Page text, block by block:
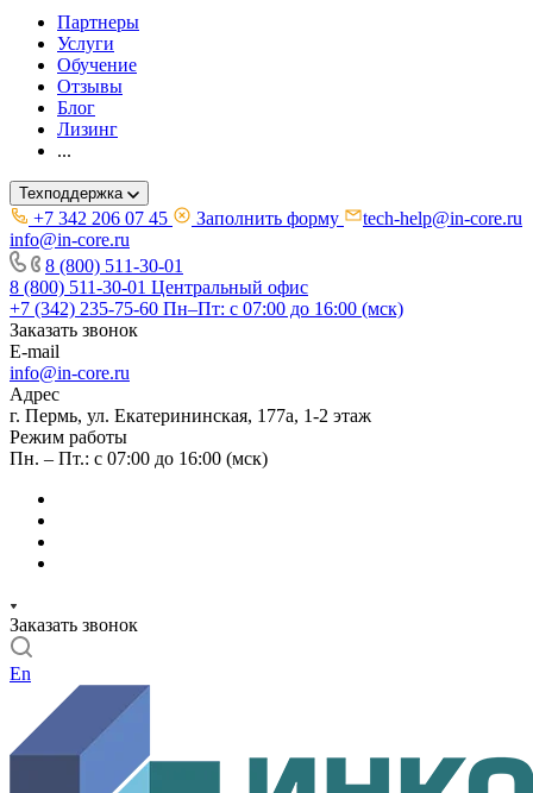
Партнеры
Услуги
Обучение
Отзывы
Блог
Лизинг
...
Техподдержка
+7 342 206 07 45 Заполнить форму
tech-help@in-core.ru
info@in-core.ru
8 (800) 511-30-01
8 (800) 511-30-01 Центральный офис
+7 (342) 235-75-60 Пн–Пт: с 07:00 до 16:00 (мск)
Заказать звонок
E-mail
info@in-core.ru
Адрес
г. Пермь, ул. ​Екатерининская, 177а, ​1-2 этаж
Режим работы
Пн. – Пт.: с 07:00 до 16:00 (мск)
Заказать звонок
En